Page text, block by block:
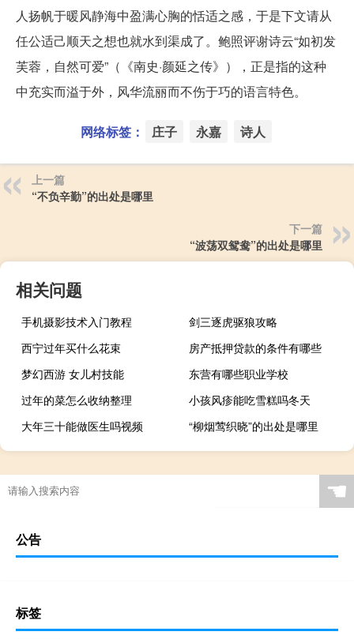
人扬帆于暖风静海中盈满心胸的恬适之感，于是下文请从
任公适己顺天之想也就水到渠成了。鲍照评谢诗云“如初发
芙蓉，自然可爱”（《南史·颜延之传》），正是指的这种
中充实而溢于外，风华流丽而不伤于巧的语言特色。
网络标签： 庄子 永嘉 诗人
上一篇
“不负辛勤”的出处是哪里
下一篇
“波荡双鸳鸯”的出处是哪里
相关问题
手机摄影技术入门教程
剑三逐虎驱狼攻略
西宁过年买什么花束
房产抵押贷款的条件有哪些
梦幻西游 女儿村技能
东营有哪些职业学校
过年的菜怎么收纳整理
小孩风疹能吃雪糕吗冬天
大年三十能做医生吗视频
“柳烟莺织晓”的出处是哪里
☚
公告
标签